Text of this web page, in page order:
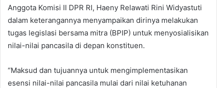
Anggota Komisi II DPR RI, Haeny Relawati Rini Widyastuti
dalam keterangannya menyampaikan dirinya melakukan
tugas legislasi bersama mitra (BPIP) untuk menyosialisikan
nilai-nilai pancasila di depan konstituen.
“Maksud dan tujuannya untuk mengimplementasikan
esensi nilai-nilai pancasila mulai dari nilai ketuhanan